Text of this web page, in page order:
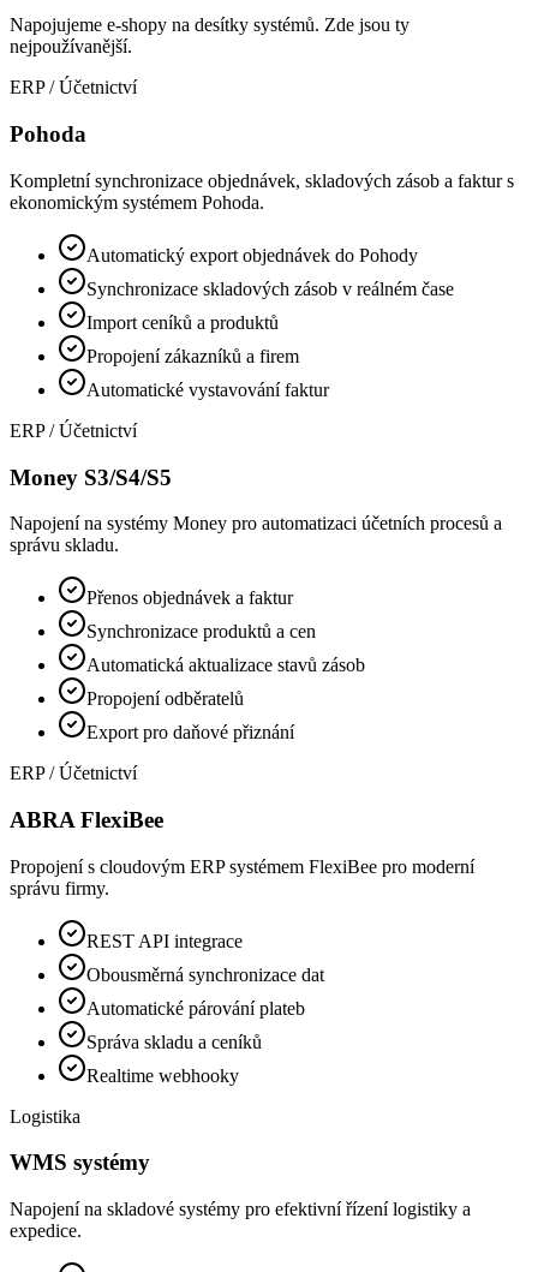
Napojujeme e-shopy na desítky systémů. Zde jsou ty
nejpoužívanější.
ERP / Účetnictví
Pohoda
Kompletní synchronizace objednávek, skladových zásob a faktur s
ekonomickým systémem Pohoda.
Automatický export objednávek do Pohody
Synchronizace skladových zásob v reálném čase
Import ceníků a produktů
Propojení zákazníků a firem
Automatické vystavování faktur
ERP / Účetnictví
Money S3/S4/S5
Napojení na systémy Money pro automatizaci účetních procesů a
správu skladu.
Přenos objednávek a faktur
Synchronizace produktů a cen
Automatická aktualizace stavů zásob
Propojení odběratelů
Export pro daňové přiznání
ERP / Účetnictví
ABRA FlexiBee
Propojení s cloudovým ERP systémem FlexiBee pro moderní
správu firmy.
REST API integrace
Obousměrná synchronizace dat
Automatické párování plateb
Správa skladu a ceníků
Realtime webhooky
Logistika
WMS systémy
Napojení na skladové systémy pro efektivní řízení logistiky a
expedice.